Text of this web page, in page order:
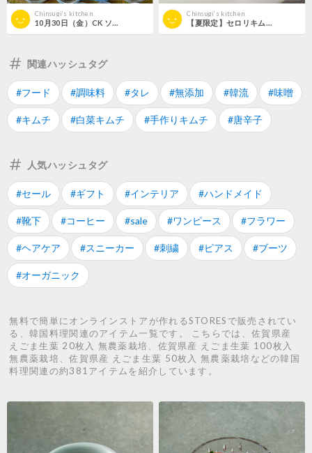
Chinsugi‘s kitchen Chinsugi‘s kitchen
関連ハッシュタグ
#フード #調味料 #タレ #無添加 #韓流 #味噌
#キムチ #白菜キムチ #手作りキムチ #唐辛子
人気ハッシュタグ
#セール #ギフト #インテリア #ハンドメイド
#靴下 #コーヒー #sale #ワンピース #フラワー
#ヘアケア #スニーカー #刺繍 #ピアス #ブーツ
#オーガニック
無料で簡単にオンラインストアが作れるSTORESで販売されてい
る、韓国料理関連のアイテム一覧です。 こちらでは、佐賀県産
えごま生葉 20枚入 無農薬栽培、佐賀県産 えごま生葉 100枚入
無農薬栽培、佐賀県産 えごま生葉 50枚入 無農薬栽培などの韓国
料理関連の約381アイテムを紹介しています。